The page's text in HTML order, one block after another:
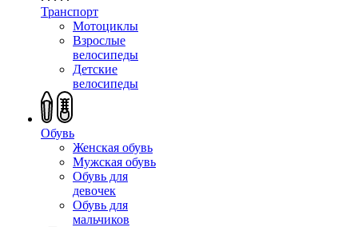
Транспорт
Мотоциклы
Взрослые
велосипеды
Детские
велосипеды
Обувь
Женская обувь
Мужская обувь
Обувь для
девочек
Обувь для
мальчиков